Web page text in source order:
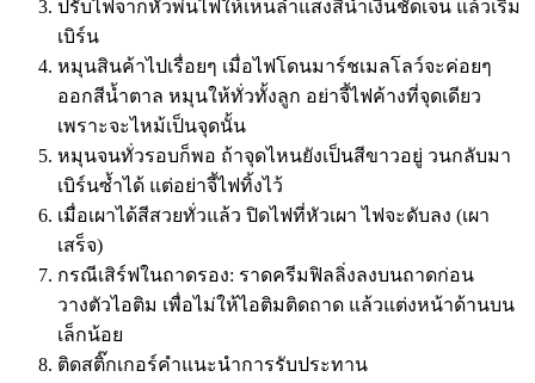
ปรับไฟจากหัวพ่นไฟให้เห็นลำแสงสีน้ำเงินชัดเจน แล้วเริ่ม
เบิร์น
หมุนสินค้าไปเรื่อยๆ เมื่อไฟโดนมาร์ชเมลโลว์จะค่อยๆ
ออกสีน้ำตาล หมุนให้ทั่วทั้งลูก อย่าจี้ไฟค้างที่จุดเดียว
เพราะจะไหม้เป็นจุดนั้น
หมุนจนทั่วรอบก็พอ ถ้าจุดไหนยังเป็นสีขาวอยู่ วนกลับมา
เบิร์นซ้ำได้ แต่อย่าจี้ไฟทิ้งไว้
เมื่อเผาได้สีสวยทั่วแล้ว ปิดไฟที่หัวเผา ไฟจะดับลง (เผา
เสร็จ)
กรณีเสิร์ฟในถาดรอง: ราดครีมฟิลลิ่งลงบนถาดก่อน
วางตัวไอติม เพื่อไม่ให้ไอติมติดถาด แล้วแต่งหน้าด้านบน
เล็กน้อย
ติดสติ๊กเกอร์คำแนะนำการรับประทาน